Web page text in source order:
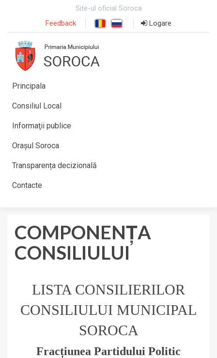
Site-ul oficial Soroca
Feedback
Logare
Principala
Consiliul Local
Informaţii publice
Orașul Soroca
Transparența decizională
Contacte
COMPONENŢA
CONSILIULUI
LISTA CONSILIERILOR
CONSILIULUI MUNICIPAL
SOROCA
Fracțiunea Partidului Politic